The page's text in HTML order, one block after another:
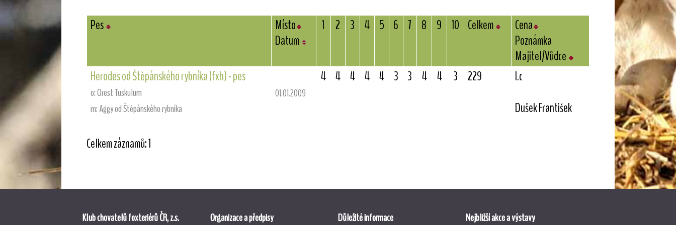
Pes
Místo
Datum
1 2 3 4 5 6 7 8 9 10 Celkem
Cena
Poznámka
Majitel/Vůdce
Herodes od Štěpánského rybníka (fxh) - pes
o: Orest Tuskulum
m: Aggy od Štěpánského rybníka
01.01.2009
4 4 4 4 4 3 3 4 4 3 229
I.c
Dušek František
Celkem záznamů: 1
Klub chovatelů foxteriérů ČR, z.s. Organizace a předpisy Důležité informace Nejbližší akce a výstavy